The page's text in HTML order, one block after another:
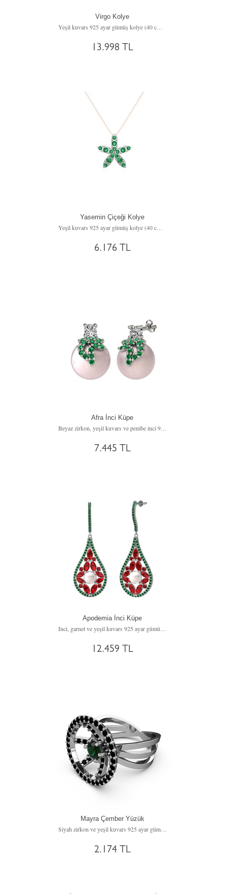
Virgo Kolye
Yeşil kuvars 925 ayar gümüş kolye (40 cm rose altın rolo zincir)
13.998 TL
Yasemin Çiçeği Kolye
Yeşil kuvars 925 ayar gümüş kolye (40 cm gümüş rolo zincir)
6.176 TL
Afra İnci Küpe
Beyaz zirkon, yeşil kuvars ve pembe inci 925 ayar gümüş küpe
7.445 TL
Apodemia İnci Küpe
12.459 TL
Mayra Çember Yüzük
Siyah zirkon ve yeşil kuvars 925 ayar gümüş yüzük
2.174 TL